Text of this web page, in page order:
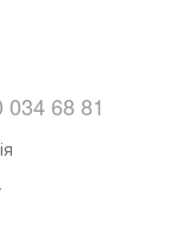
034 68 81